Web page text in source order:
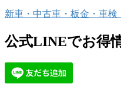
新車・中古車・板金・車
公式LINEでお得